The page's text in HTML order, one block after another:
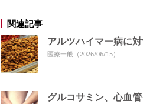
関連記事
アルツハイマー病に
医療一般 （2026/06/15）
グルコサミン、心血